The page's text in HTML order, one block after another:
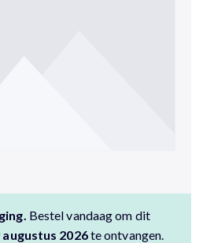
Bestel vandaag om dit
augustus 2026te ontvangen.